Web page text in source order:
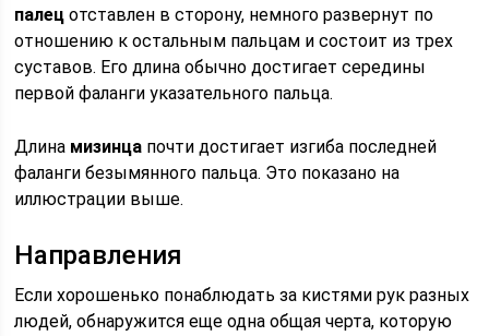
палец отставлен в сторону, немного развернут по
отношению к остальным пальцам и состоит из трех
суставов. Его длина обычно достигает середины
первой фаланги указательного пальца.
Длина мизинца почти достигает изгиба последней
фаланги безымянного пальца. Это показано на
иллюстрации выше.
Направления
Если хорошенько понаблюдать за кистями рук разных
людей, обнаружится еще одна общая черта, которую